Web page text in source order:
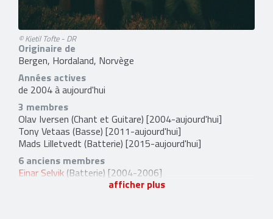
© Kjetil Tofte - DR
Originaire de
Bergen, Hordaland, Norvège
Années actives
de 2004 à aujourd'hui
3 membres
Olav Iversen (Chant et Guitare) [2004-aujourd'hui]
Tony Vetaas (Basse) [2011-aujourd'hui]
Mads Lilletvedt (Batterie) [2015-aujourd'hui]
6 anciens membres
Einar Selvik (Batterie) [2004-2006]
(Batterie) [2006-2007]
afficher plus